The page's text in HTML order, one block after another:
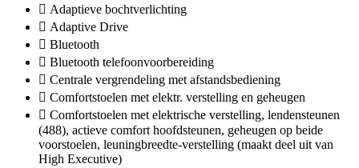
Adaptieve bochtverlichting
Adaptive Drive
Bluetooth
Bluetooth telefoonvoorbereiding
Centrale vergrendeling met afstandsbediening
Comfortstoelen met elektr. verstelling en geheugen
Comfortstoelen met elektrische verstelling, lendensteunen
(488), actieve comfort hoofdsteunen, geheugen op beide
voorstoelen, leuningbreedte-verstelling (maakt deel uit van
High Executive)